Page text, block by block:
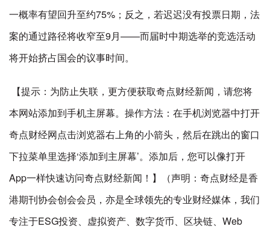
一概率有望回升至约75%；反之，若迟迟没有投票日期，法
案的通过路径将收窄至9月——而届时中期选举的竞选活动
将开始挤占国会的议事时间。
【提示：为防止失联，更方便获取奇点财经新闻，请您将
本网站添加到手机主屏幕。操作方法：在手机浏览器中打开
奇点财经网点击浏览器右上角的小箭头，然后在跳出的窗口
下拉菜单里选择‘添加到主屏幕’。添加后，您可以像打开
App一样快速访问奇点财经新闻！】（声明：奇点财经是香
港期刊协会创会会员，亦是全球领先的专业财经媒体，我们
专注于ESG投资、虚拟资产、数字货币、区块链、Web